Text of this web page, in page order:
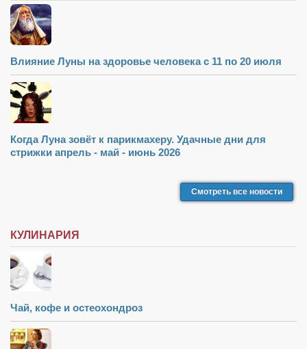
Влияние Луны на здоровье человека с 11 по 20 июля
Когда Луна зовёт к парикмахеру. Удачные дни для
стрижки апрель - май - июнь 2026
Смотреть все новости
КУЛИНАРИЯ
Чай, кофе и остеохондроз